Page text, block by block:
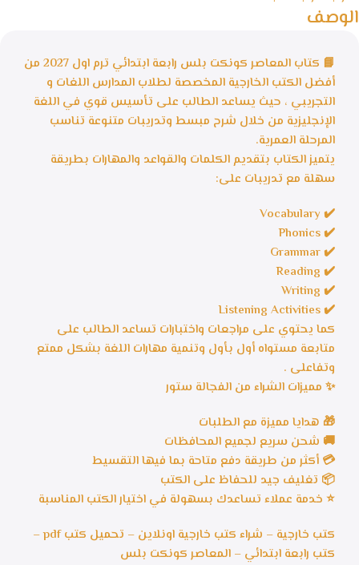
الوصف
📘 كتاب المعاصر كونكت بلس رابعة ابتدائي ترم اول 2027 من
أفضل الكتب الخارجية المخصصة لطلاب المدارس اللغات و
التجريبي ، حيث يساعد الطالب على تأسيس قوي في اللغة
الإنجليزية من خلال شرح مبسط وتدريبات متنوعة تناسب
المرحلة العمرية.
يتميز الكتاب بتقديم الكلمات والقواعد والمهارات بطريقة
سهلة مع تدريبات على:
✔️ Vocabulary
✔️ Phonics
✔️ Grammar
✔️ Reading
✔️ Writing
✔️ Listening Activities
كما يحتوي على مراجعات واختبارات تساعد الطالب على
متابعة مستواه أول بأول وتنمية مهارات اللغة بشكل ممتع
وتفاعلى .
✨ مميزات الشراء من الفجالة ستور
🎁 هدايا مميزة مع الطلبات
🚚 شحن سريع لجميع المحافظات
💳 أكثر من طريقة دفع متاحة بما فيها التقسيط
📦 تغليف جيد للحفاظ على الكتب
⭐ خدمة عملاء تساعدك بسهولة في اختيار الكتب المناسبة
كتب خارجية – شراء كتب خارجية اونلاين – تحميل كتب pdf –
كتب رابعة ابتدائي – المعاصر كونكت بلس